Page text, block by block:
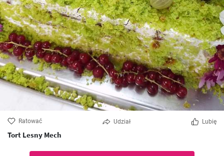
Ratować Udział Lubię
Tort Lesny Mech